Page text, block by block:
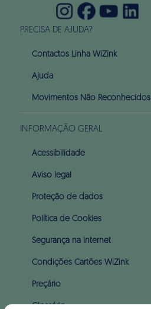
PRECISA DE AJUDA?
Contactos Linha WiZink
Ajuda
Movimentos Não Reconhecidos
INFORMAÇÃO GERAL
Acessibilidade
Aviso legal
Proteção de dados
Política de Cookies
Segurança na internet
Condições Cartões WiZink
Preçário
Glossário